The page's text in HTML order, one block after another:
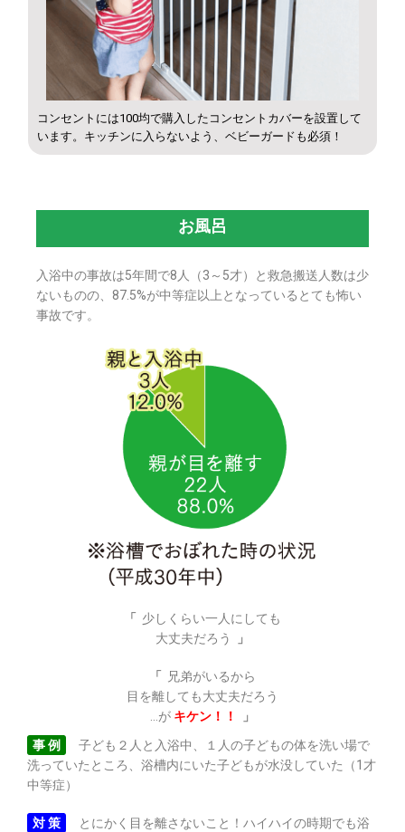
コンセントには100均で購入したコンセントカバーを設置して
います。キッチンに入らないよう、ベビーガードも必須！
お風呂
入浴中の事故は5年間で8人（3～5才）と救急搬送人数は少
ないものの、87.5%が中等症以上となっているとても怖い
事故です。
「
少しくらい一人にしても
大丈夫だろう
」
「
兄弟がいるから
目を離しても大丈夫だろう
…が キケン！！
」
事 例
子ども２人と入浴中、１人の子どもの体を洗い場で
洗っていたところ、浴槽内にいた子どもが水没していた（1才
中等症）
対 策
とにかく目を離さないこと！ハイハイの時期でも浴